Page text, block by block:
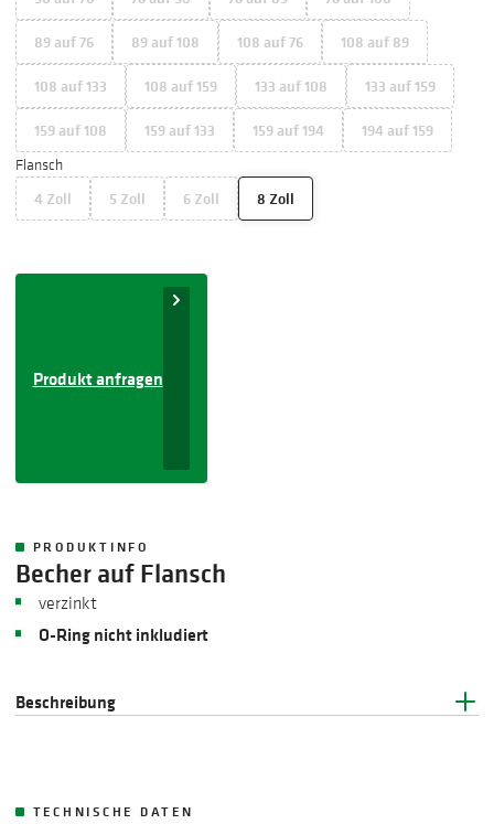
89 auf 76
89 auf 108 108 auf 76
108 auf 89
108 auf 133
108 auf 159 133 auf 108
133 auf 159
159 auf 108
159 auf 133 159 auf 194 194 auf 159
Flansch
4 Zoll 5 Zoll 6 Zoll 8 Zoll
Produkt anfragen
PRODUKTINFO
Becher auf Flansch
​verzinkt
O-Ring nicht inkludiert
Beschreibung
TECHNISCHE DATEN